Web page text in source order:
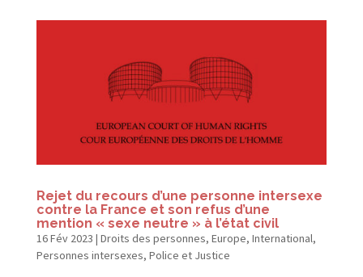
Rejet du recours d’une personne intersexe
contre la France et son refus d’une
mention « sexe neutre » à l’état civil
16 Fév 2023 | Droits des personnes, Europe, International,
Personnes intersexes, Police et Justice